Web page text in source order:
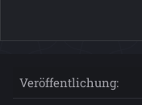
Veröffentlichung: